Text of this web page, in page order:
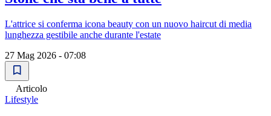
L'attrice si conferma icona beauty con un nuovo haircut di media
lunghezza gestibile anche durante l'estate
27 Mag 2026 - 07:08
Articolo
Lifestyle